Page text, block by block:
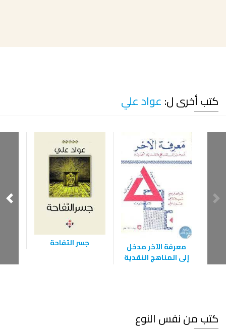
كتب أخرى ل: عواد علي
معرفة الآخر مدخل
إلى المناهج النقدية
جسر التفاحة
كتب من نفس النوع